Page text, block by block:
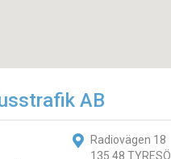
AB
Radiovägen 18
135 48 TYRESÖ